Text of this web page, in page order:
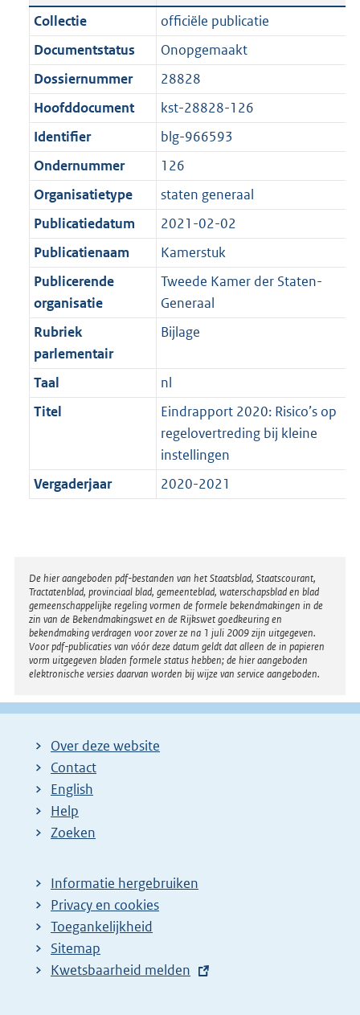
c
t
i
e
n
f
o
r
m
a
a
t
t
:
8
2
1
K
b
n
d
s
r
o
o
t
e
:
1
K
b
a
n
d
g
r
o
t
t
e
:
1
K
b
Collectie
officiële publicatie
Documentstatus
Onopgemaakt
Dossiernummer
28828
Hoofddocument
kst-28828-126
Identifier
blg-966593
Ondernummer
126
Organisatietype
staten generaal
Publicatiedatum
2021-02-02
Publicatienaam
Kamerstuk
Publicerende
organisatie
Tweede Kamer der Staten-
Generaal
Rubriek
parlementair
Bijlage
Taal
nl
Titel
Eindrapport 2020: Risico’s op
regelovertreding bij kleine
instellingen
Vergaderjaar
2020-2021
Disclaimer
De hier aangeboden pdf-bestanden van het Staatsblad, Staatscourant,
Tractatenblad, provinciaal blad, gemeenteblad, waterschapsblad en blad
gemeenschappelijke regeling vormen de formele bekendmakingen in de
zin van de Bekendmakingswet en de Rijkswet goedkeuring en
bekendmaking verdragen voor zover ze na 1 juli 2009 zijn uitgegeven.
Voor pdf-publicaties van vóór deze datum geldt dat alleen de in papieren
vorm uitgegeven bladen formele status hebben; de hier aangeboden
elektronische versies daarvan worden bij wijze van service aangeboden.
Over deze website
Contact
English
Help
Zoeken
Informatie hergebruiken
Privacy en cookies
Toegankelijkheid
Sitemap
E
Kwetsbaarheid melden